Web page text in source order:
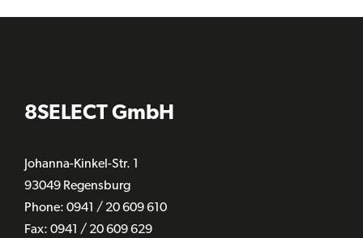
8SELECT GmbH
Johanna-Kinkel-Str. 1
93049 Regensburg
Phone: 0941 / 20 609 610
Fax: 0941 / 20 609 629